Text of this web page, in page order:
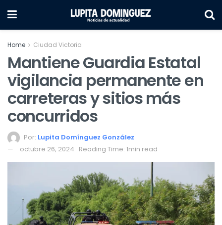
Home Ciudad Victoria
Mantiene Guardia Estatal
vigilancia permanente en
carreteras y sitios más
concurridos
Por: Lupita Domínguez González
octubre 26, 2024 Reading Time: 1min read